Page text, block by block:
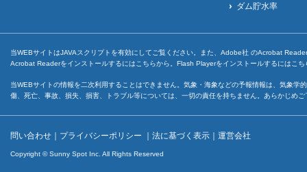
ダム貯水率
当WEBサイトはJAVAスクリプトを有効にしてご覧ください。また、Adobe社 のAcrobat
Acrobat Readerをインストールするには こちらから。Flash Playerをインストールするには こち
当WEBサイトの情報を二次利用することはできません。気象・海象などの予報情報は、気象
傷、死亡、事故、損失、損害、トラブル等については、一切の責任を持ちません。あらかじめ
問い合わせ ｜ プライバシーポリシー ｜ 法に基づく表示 ｜ 運営会社
Copyright © Sunny Spot Inc. All Rights Reserved